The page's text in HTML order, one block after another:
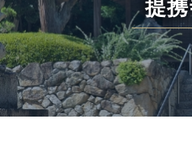
提